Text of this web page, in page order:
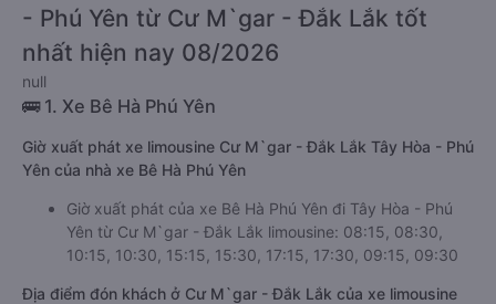
- Phú Yên từ Cư M`gar - Đắk Lắk tốt
nhất hiện nay 08/2026
null
🚌 1. Xe Bê Hà Phú Yên
Giờ xuất phát xe limousine Cư M`gar - Đắk Lắk Tây Hòa - Phú
Yên của nhà xe Bê Hà Phú Yên
Giờ xuất phát của xe Bê Hà Phú Yên đi Tây Hòa - Phú
Yên từ Cư M`gar - Đắk Lắk limousine: 08:15, 08:30,
10:15, 10:30, 15:15, 15:30, 17:15, 17:30, 09:15, 09:30
Địa điểm đón khách ở Cư M`gar - Đắk Lắk của xe limousine